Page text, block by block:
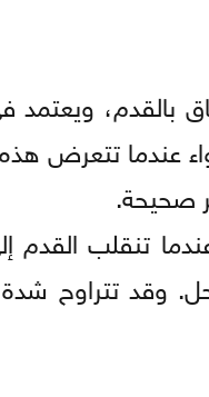
بالقدم، ويعتمد
عندما تتعرض
صحيحة.
تنقلب
وقد تتراوح